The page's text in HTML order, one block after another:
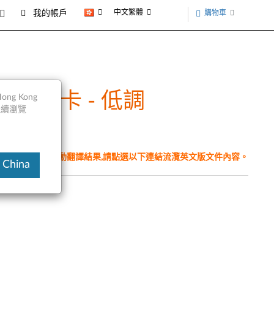
我的帳戶 中文繁體 購物車
顯卡 - 低調
件為翻譯程式自動翻譯結果,請點選以下連結流灠英文版文件內容。
Kong
瀏覽